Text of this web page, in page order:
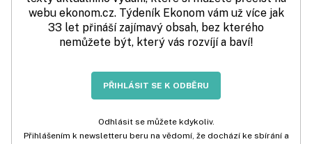
webu ekonom.cz. Týdeník Ekonom vám už více jak
33 let přináší zajímavý obsah, bez kterého
nemůžete být, který vás rozvíjí a baví!
PŘIHLÁSIT SE K ODBĚRU
Odhlásit se můžete kdykoliv.
Přihlášením k newsletteru beru na vědomí, že dochází ke sbírání a